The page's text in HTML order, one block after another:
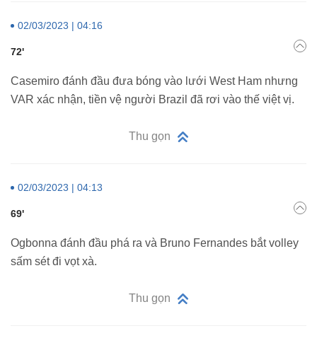
02/03/2023 | 04:16
72'
Casemiro đánh đầu đưa bóng vào lưới West Ham nhưng
VAR xác nhận, tiền vệ người Brazil đã rơi vào thế việt vị.
Thu gọn
02/03/2023 | 04:13
69'
Ogbonna đánh đầu phá ra và Bruno Fernandes bắt volley
sấm sét đi vọt xà.
Thu gọn